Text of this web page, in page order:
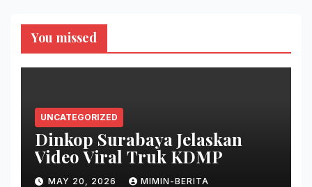
You missed
UNCATEGORIZED
Dinkop Surabaya Jelaskan
Video Viral Truk KDMP
MAY 20, 2026 MIMIN-BERITA